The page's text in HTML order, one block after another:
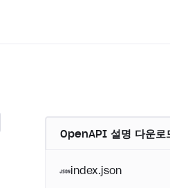
OpenAPI 설명 다운로
index.json